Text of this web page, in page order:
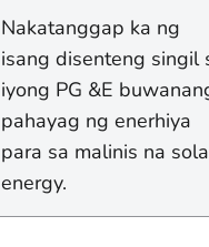
Nakatanggap ka ng
isang disenteng singil
iyong PG &E
pahayag ng enerhiya
para sa malinis na
energy.